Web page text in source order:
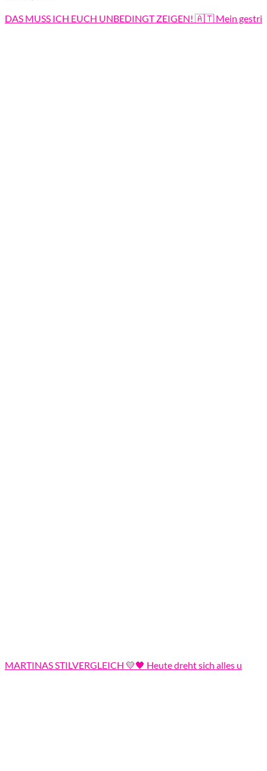
DAS MUSS ICH EUCH UNBEDINGT ZEIGEN! 🇦🇹 Mein gestri
MARTINAS STILVERGLEICH 💛🖤 Heute dreht sich alles u